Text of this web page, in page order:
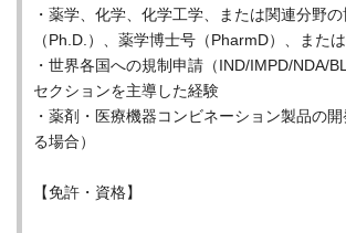
・薬学、化学、化学工学、または関連分野
（Ph.D.）、薬学博士号（PharmD）、また
・世界各国への規制申請（IND/IMPD/NDA/
セクションを主導した経験
・薬剤・医療機器コンビネーション製品の
る場合）
【免許・資格】